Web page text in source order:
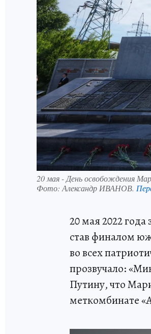
20 мая - День освобождения
Фото: Александр ИВАНОВ.
20 мая 2022
став финалом
во всех
прозвучало:
Путину, что
меткомбинате